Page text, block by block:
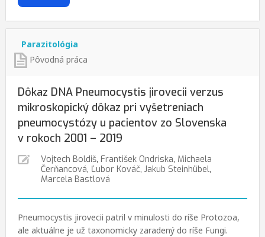
Parazitológia
Pôvodná práca
Dôkaz DNA Pneumocystis jirovecii verzus
mikroskopický dôkaz pri vyšetreniach
pneumocystózy u pacientov zo Slovenska
v rokoch 2001 – 2019
Vojtech Boldiš, František Ondriska, Michaela
Čerňancová, Ľubor Kováč, Jakub Steinhübel,
Marcela Bastlová
Pneumocystis jirovecii patril v minulosti do ríše Protozoa,
ale aktuálne je už taxonomicky zaradený do ríše Fungi.